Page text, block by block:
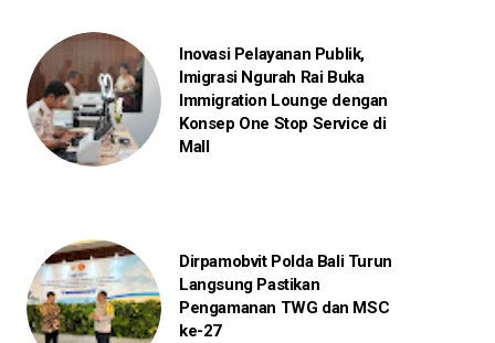
Inovasi Pelayanan Publik,
Imigrasi Ngurah Rai Buka
Immigration Lounge dengan
Konsep One Stop Service di
Mall
Dirpamobvit Polda Bali Turun
Langsung Pastikan
Pengamanan TWG dan MSC
ke-27